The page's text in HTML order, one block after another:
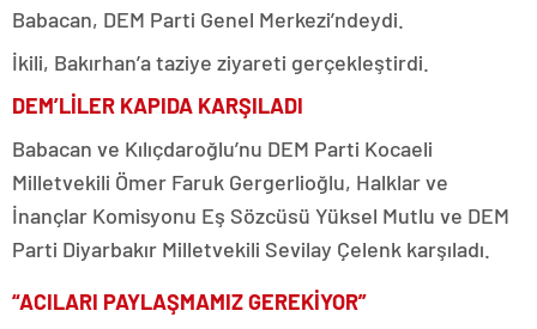
Babacan, DEM Parti Genel Merkezi’ndeydi.
İkili, Bakırhan’a taziye ziyareti gerçekleştirdi.
DEM’LİLER KAPIDA KARŞILADI
Babacan ve Kılıçdaroğlu’nu DEM Parti Kocaeli
Milletvekili Ömer Faruk Gergerlioğlu, Halklar ve
İnançlar Komisyonu Eş Sözcüsü Yüksel Mutlu ve DEM
Parti Diyarbakır Milletvekili Sevilay Çelenk karşıladı.
“ACILARI PAYLAŞMAMIZ GEREKİYOR”